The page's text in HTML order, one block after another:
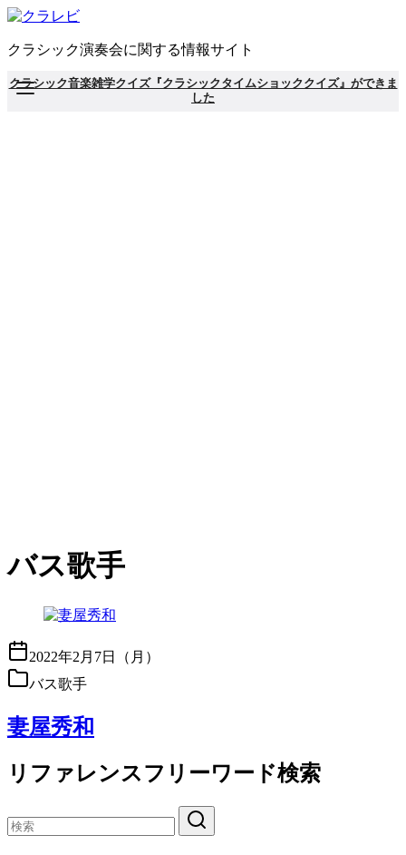
コ
テ
ツ
クラシック演奏会に関する情報サイト
クラシック音楽雑学クイズ『クラシックタイムショッククイズ』ができま
した
バス歌手
2022年2月7日（月）
バス歌手
妻屋秀和
リファレンスフリーワード検索